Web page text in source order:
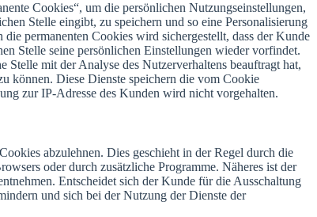
Cookies“, um die persönlichen Nutzungseinstellungen,
Stelle eingibt, zu speichern und so eine Personalisierung
permanenten Cookies wird sichergestellt, dass der Kunde
Stelle seine persönlichen Einstellungen wieder vorfindet.
mit der Analyse des Nutzerverhaltens beauftragt hat,
können. Diese Dienste speichern die vom Cookie
zur IP-Adresse des Kunden wird nicht vorgehalten.
abzulehnen. Dies geschieht in der Regel durch die
oder durch zusätzliche Programme. Näheres ist der
Entscheidet sich der Kunde für die Ausschaltung
und sich bei der Nutzung der Dienste der